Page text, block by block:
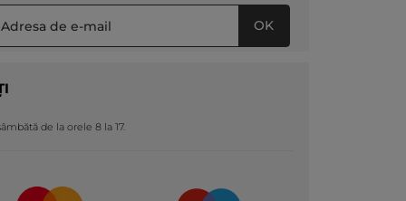
OK
de la orele 8 la 17.